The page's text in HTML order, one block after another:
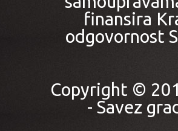
finansira
odgovornost
Copyright ©
- Savez